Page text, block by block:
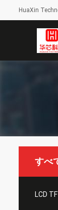
HuaXin
すべ
LCD